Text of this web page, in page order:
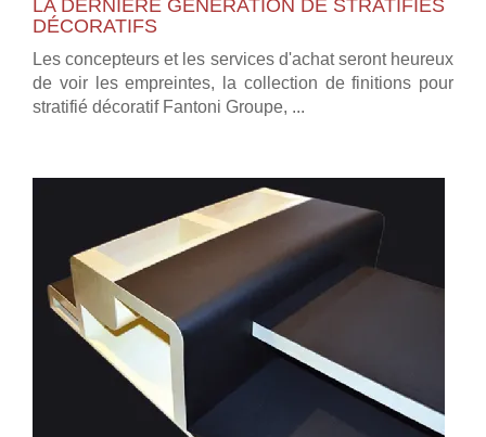
LA DERNIÈRE GÉNÉRATION DE STRATIFIÉS
DÉCORATIFS
Les concepteurs et les services d'achat seront heureux
de voir les empreintes, la collection de finitions pour
stratifié décoratif Fantoni Groupe, ...